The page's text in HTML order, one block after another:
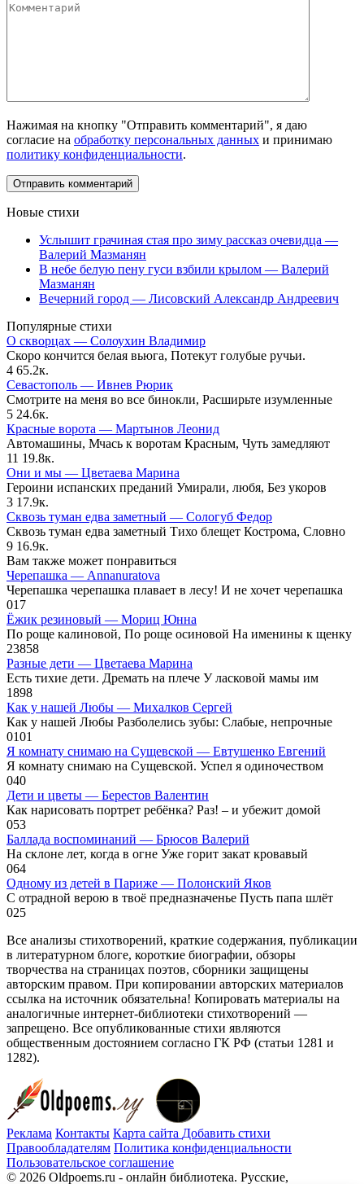
Нажимая на кнопку "Отправить комментарий", я даю
согласие на обработку персональных данных и принимаю
политику конфиденциальности.
Новые стихи
Услышит грачиная стая про зиму рассказ очевидца —
Валерий Мазманян
В небе белую пену гуси взбили крылом — Валерий
Мазманян
Вечерний город — Лисовский Александр Андреевич
Популярные стихи
О скворцах — Солоухин Владимир
Скоро кончится белая вьюга, Потекут голубые ручьи.
4 65.2к.
Севастополь — Ивнев Рюрик
Смотрите на меня во все бинокли, Расширьте изумленные
5 24.6к.
Красные ворота — Мартынов Леонид
Автомашины, Мчась к воротам Красным, Чуть замедляют
11 19.8к.
Они и мы — Цветаева Марина
Героини испанских преданий Умирали, любя, Без укоров
3 17.9к.
Сквозь туман едва заметный — Сологуб Федор
Сквозь туман едва заметный Тихо блещет Кострома, Словно
9 16.9к.
Вам также может понравиться
Черепашка — Annanuratova
Черепашка черепашка плавает в лесу! И не хочет черепашка
017
Ёжик резиновый — Мориц Юнна
По роще калиновой, По роще осиновой На именины к щенку
23858
Разные дети — Цветаева Марина
Есть тихие дети. Дремать на плече У ласковой мамы им
1898
Как у нашей Любы — Михалков Сергей
Как у нашей Любы Разболелись зубы: Слабые, непрочные
0101
Я комнату снимаю на Сущевской — Евтушенко Евгений
Я комнату снимаю на Сущевской. Успел я одиночеством
040
Дети и цветы — Берестов Валентин
Как нарисовать портрет ребёнка? Раз! – и убежит домой
053
Баллада воспоминаний — Брюсов Валерий
На склоне лет, когда в огне Уже горит закат кровавый
064
Одному из детей в Париже — Полонский Яков
С отрадной верою в твоё предназначенье Пусть папа шлёт
025
Все анализы стихотворений, краткие содержания, публикации
в литературном блоге, короткие биографии, обзоры
творчества на страницах поэтов, сборники защищены
авторским правом. При копировании авторских материалов
ссылка на источник обязательна! Копировать материалы на
аналогичные интернет-библиотеки стихотворений —
запрещено. Все опубликованные стихи являются
общественным достоянием согласно ГК РФ (статьи 1281 и
1282).
Реклама Контакты Карта сайта Добавить стихи
Правообладателям Политика конфиденциальности
Пользовательское соглашение
© 2026 Oldpoems.ru - онлайн библиотека. Русские,